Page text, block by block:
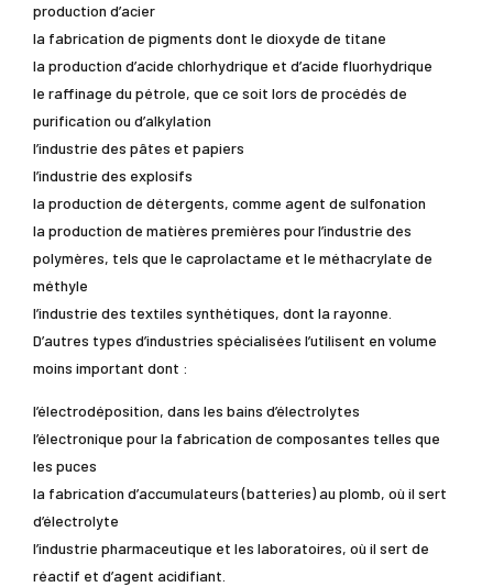
production d’acier
la fabrication de pigments dont le dioxyde de titane
la production d’acide chlorhydrique et d’acide fluorhydrique
le raffinage du pétrole, que ce soit lors de procédés de
purification ou d’alkylation
l’industrie des pâtes et papiers
l’industrie des explosifs
la production de détergents, comme agent de sulfonation
la production de matières premières pour l’industrie des
polymères, tels que le caprolactame et le méthacrylate de
méthyle
l’industrie des textiles synthétiques, dont la rayonne.
D’autres types d’industries spécialisées l’utilisent en volume
moins important dont :
l’électrodéposition, dans les bains d’électrolytes
l’électronique pour la fabrication de composantes telles que
les puces
la fabrication d’accumulateurs (batteries) au plomb, où il sert
d’électrolyte
l’industrie pharmaceutique et les laboratoires, où il sert de
réactif et d’agent acidifiant.